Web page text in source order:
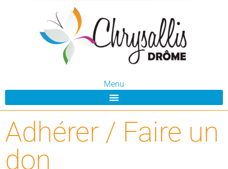
Menu
Adhérer / Faire un
don